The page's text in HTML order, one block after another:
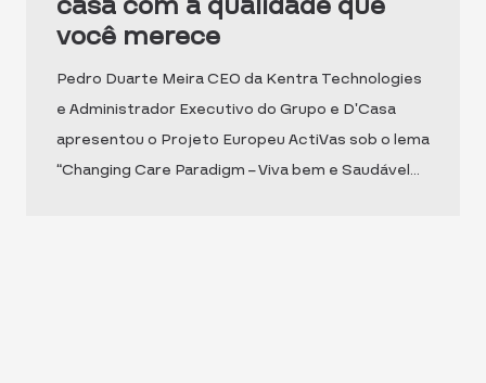
você merece
Pedro Duarte Meira CEO da Kentra Technologies
e Administrador Executivo do Grupo e D’Casa
apresentou o Projeto Europeu ActiVas sob o lema
“Changing Care Paradigm – Viva bem e Saudável…